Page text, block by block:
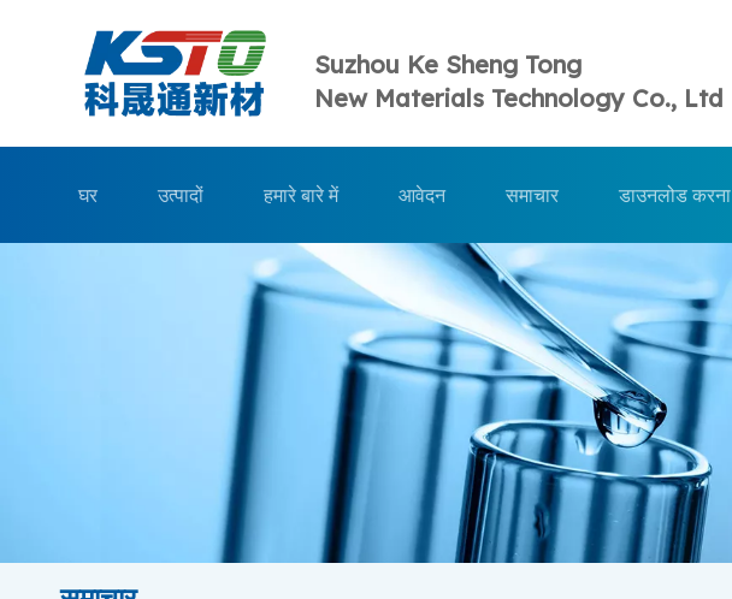
Suzhou Ke Sheng Tong
New Materials Technology Co., Ltd
घर उत्पादों हमारे बारे में आवेदन समाचार डाउनलोड करना